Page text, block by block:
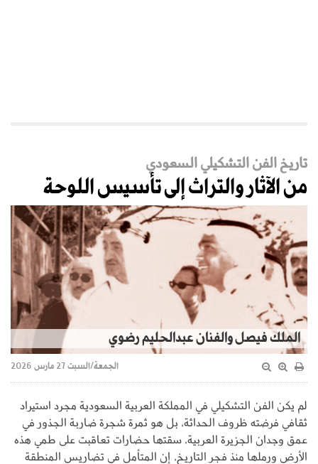
تاريخ الفن التشكيلي السعودي
من الآثار والتراث إلى تأسيس اللوحة
الملك فيصل والفنان عبدالحليم رضوي
الجمعة/السبت 27 مارس 2026
لم يكن الفن التشكيلي في المملكة العربية السعودية مجرد استيراد
ثقافي فرضته ظروف الحداثة، بل هو ثمرة شجرة ضاربة الجذور في
عمق وجدان الجزيرة العربية، سقتها حضارات تعاقبت على طمي هذه
الأرض ورملها منذ فجر التاريخ، إن المتأمل في تضاريس المنطقة